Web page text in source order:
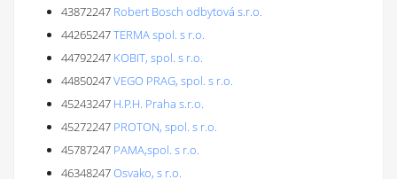
43872247 Robert Bosch odbytová s.r.o.
44265247TERMA spol. s r.o.
44792247 KOBIT, spol. s r.o.
44850247VEGO PRAG, spol. s r.o.
45243247 H.P.H. Praha s.r.o.
45272247 PROTON, spol. s r.o.
45787247 PAMA,spol. s r.o.
46348247Osvako, s r.o.